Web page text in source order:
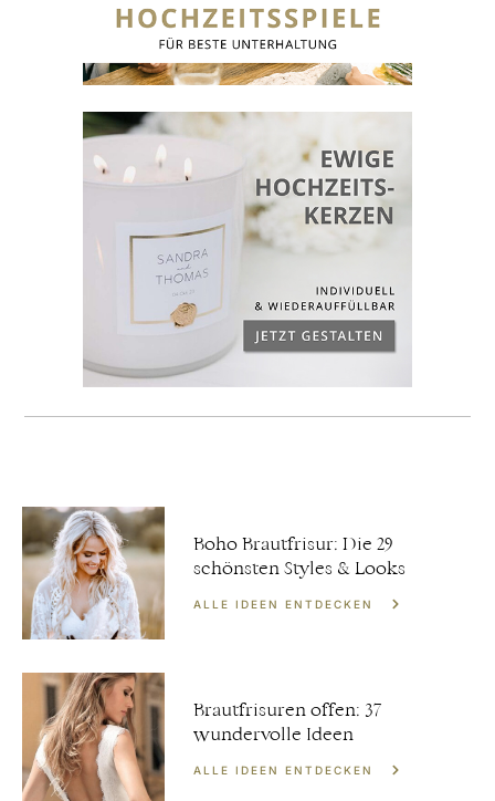
Boho Brautfrisur: Die 29
schönsten Styles & Looks
ALLE IDEEN ENTDECKEN
Brautfrisuren offen: 37
wundervolle Ideen
ALLE IDEEN ENTDECKEN